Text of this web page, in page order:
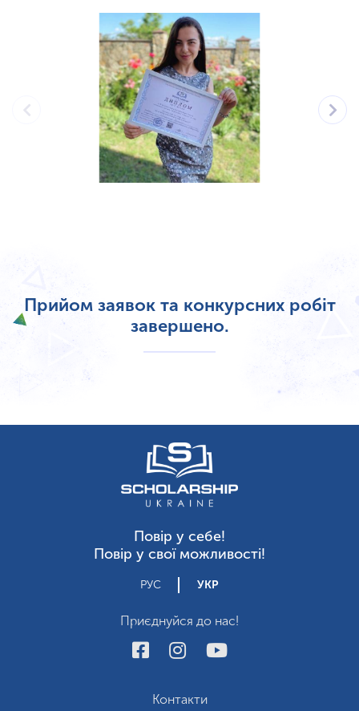
Прийом заявок та конкурсних робіт
завершено.
Повір у себе!
Повір у свої можливості!
РУС УКР
Приєднуйся до нас!
Контакти